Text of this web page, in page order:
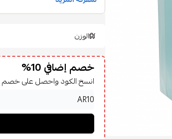
الوزن
خصم إضافي 10%
انسخ الكود واحصل على خصم